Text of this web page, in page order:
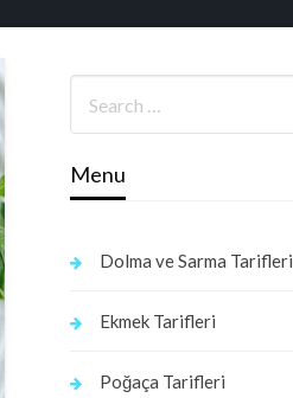
Menu
Dolma ve Sarma Tarifleri
Ekmek Tarifleri
Poğaça Tarifleri